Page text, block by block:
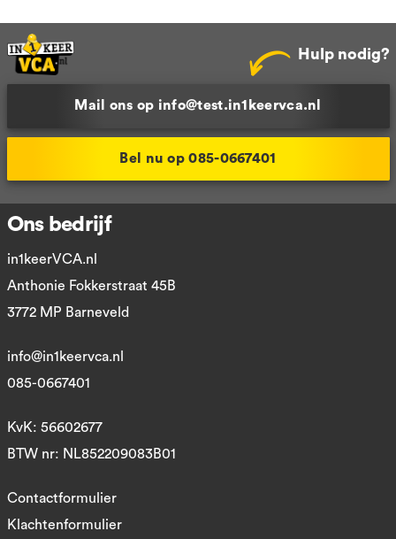
Hulp nodig?
Mail ons op info@test.in1keervca.nl
Bel nu op 085-0667401
Ons bedrijf
in1keerVCA.nl
Anthonie Fokkerstraat 45B
3772 MP Barneveld
info@in1keervca.nl
085-0667401
KvK: 56602677
BTW nr: NL852209083B01
Contactformulier
Klachtenformulier